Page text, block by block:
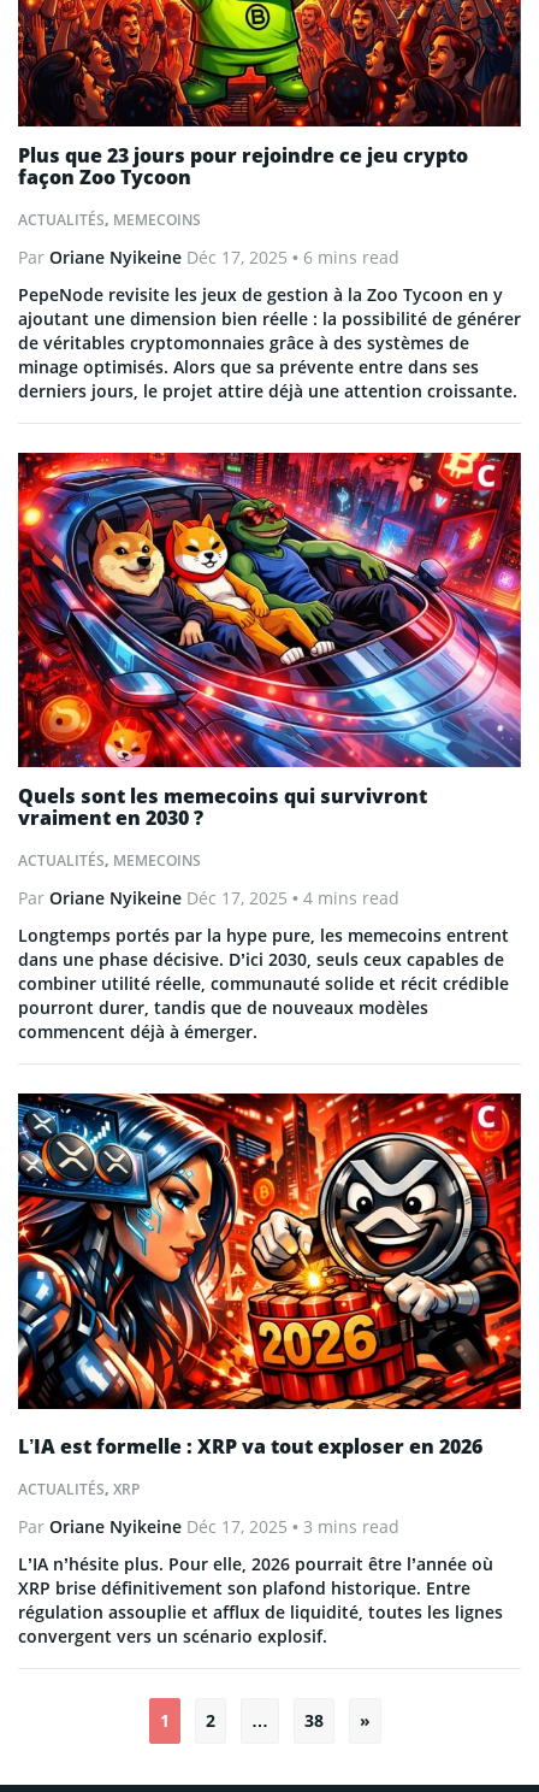
ACTUALITÉS, MEMECOINS
Plus que 23 jours pour rejoindre ce jeu crypto
façon Zoo Tycoon
Par Oriane Nyikeine Déc 17, 2025 • 6 mins read
PepeNode revisite les jeux de gestion à la Zoo Tycoon en y
ajoutant une dimension bien réelle : la possibilité de générer
de véritables cryptomonnaies grâce à des systèmes de
minage optimisés. Alors que sa prévente entre dans ses
derniers jours, le projet attire déjà une attention croissante.
ACTUALITÉS, MEMECOINS
Quels sont les memecoins qui survivront
vraiment en 2030 ?
Par Oriane Nyikeine Déc 17, 2025 • 4 mins read
Longtemps portés par la hype pure, les memecoins entrent
dans une phase décisive. D’ici 2030, seuls ceux capables de
combiner utilité réelle, communauté solide et récit crédible
pourront durer, tandis que de nouveaux modèles
commencent déjà à émerger.
ACTUALITÉS, XRP
L’IA est formelle : XRP va tout exploser en 2026
Par Oriane Nyikeine Déc 17, 2025 • 3 mins read
L’IA n’hésite plus. Pour elle, 2026 pourrait être l’année où
XRP brise définitivement son plafond historique. Entre
régulation assouplie et afflux de liquidité, toutes les lignes
convergent vers un scénario explosif.
Pagination
publications
1 2 … 38 »